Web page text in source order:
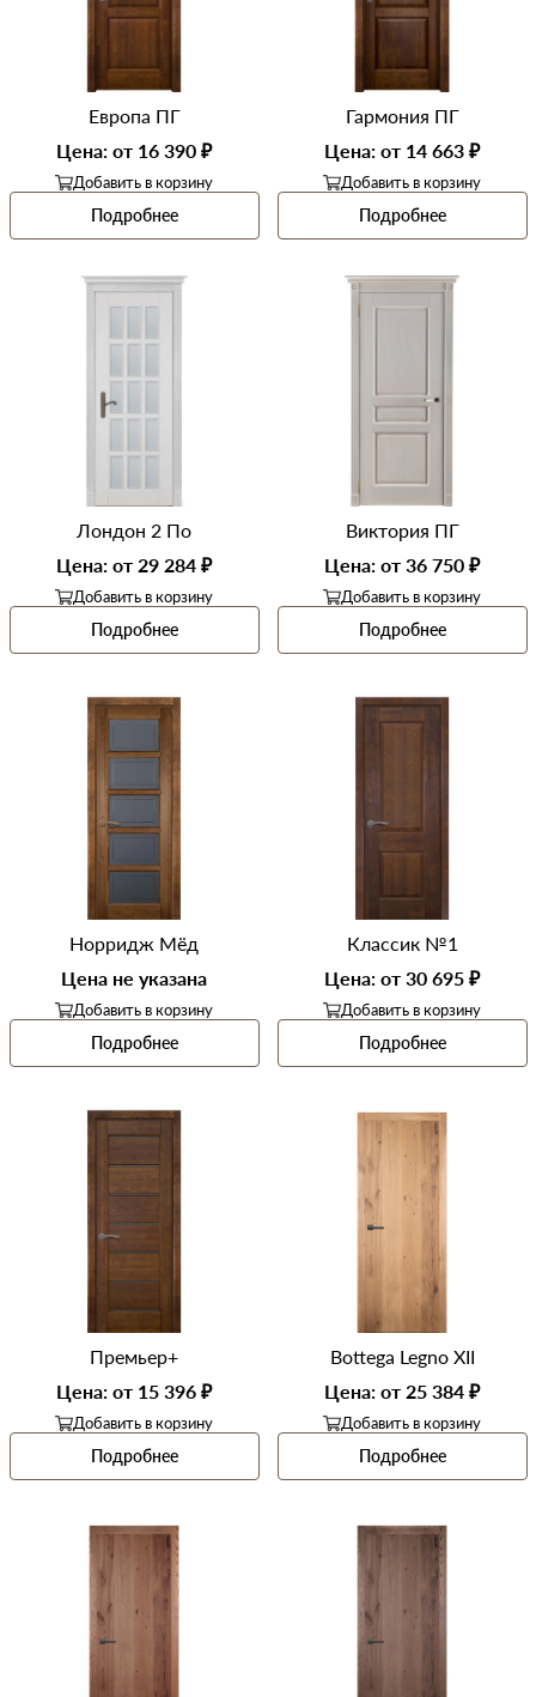
Фильтр
Все
Дизайн
Европа ПГ
Цена: от 16 390 ₽
Добавить в корзину
Подробнее
Гармония ПГ
Цена: от 14 663 ₽
Добавить в корзину
Подробнее
Лондон 2 По
Цена: от 29 284 ₽
Добавить в корзину
Подробнее
Виктория ПГ
Цена: от 36 750 ₽
Добавить в корзину
Подробнее
Норридж Мёд
Цена не указана
Добавить в корзину
Подробнее
Классик №1
Цена: от 30 695 ₽
Добавить в корзину
Подробнее
Премьер+
Цена: от 15 396 ₽
Добавить в корзину
Подробнее
Bottega Legno XII
Цена: от 25 384 ₽
Добавить в корзину
Подробнее